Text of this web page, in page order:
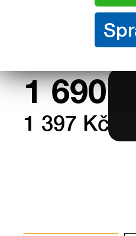
Množstvo:
1 690
1 397 Kč